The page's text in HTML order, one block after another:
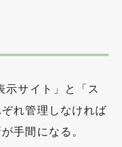
示サイト」と「ス
れ管理しなければ
手間になる。